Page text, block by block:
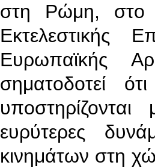
στη Ρώμη, στο
Εκτελεστικής
Ευρωπαϊκής
σηματοδοτεί
ευρύτερες
κινημάτων στη